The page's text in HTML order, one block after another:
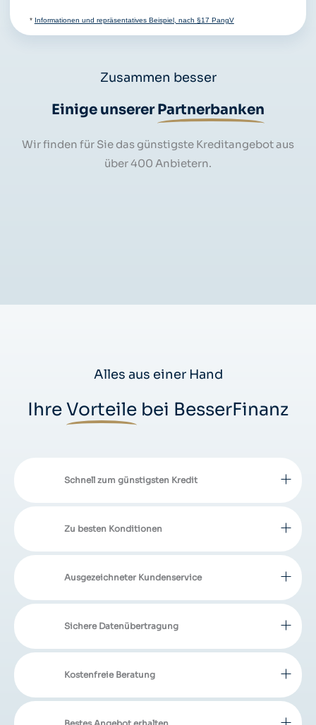
* Informationen und repräsentatives Beispiel, nach §17 PangV
Zusammen besser
Einige unsererPartnerbanken
Wir finden für Sie das günstigste Kreditangebot aus
über 400 Anbietern.
Alles aus einer Hand
IhreVorteile bei BesserFinanz
Schnell zum günstigsten Kredit
Zu besten Konditionen
Ausgezeichneter Kundenservice
Sichere Datenübertragung
Kostenfreie Beratung